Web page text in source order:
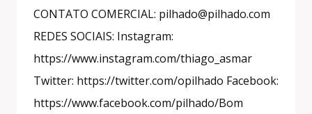
CONTATO COMERCIAL: pilhado@pilhado.com
REDES SOCIAIS: Instagram:
https://www.instagram.com/thiago_asmar
Twitter: https://twitter.com/opilhado Facebook:
https://www.facebook.com/pilhado/Bom